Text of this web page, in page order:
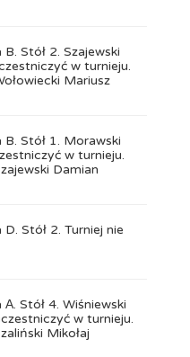
Stół 2. Szajewski
w turnieju.
Mariusz
Stół 1. Morawski
w turnieju.
Damian
Stół 2. Turniej nie
Stół 4. Wiśniewski
w turnieju.
Mikołaj